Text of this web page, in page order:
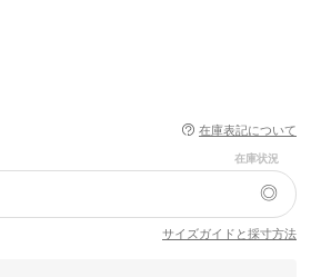
在庫表記について
在庫状況
◎
サイズガイドと採寸方法